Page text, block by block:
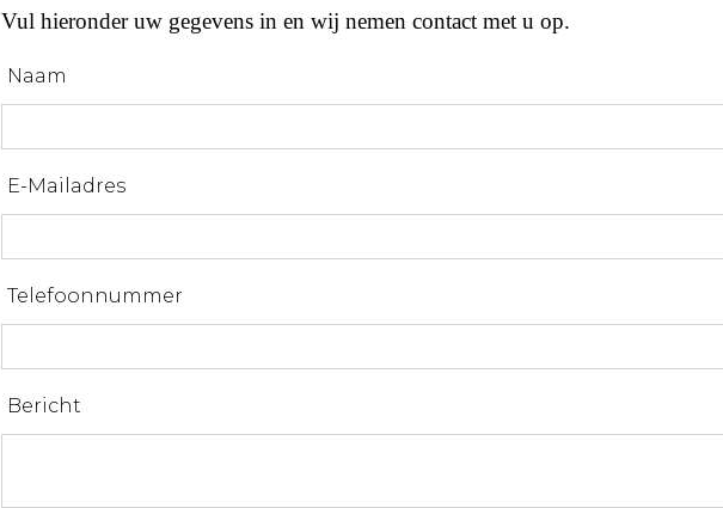
Vul hieronder uw gegevens in en wij nemen contact met u op.
Naam
E-Mailadres
Telefoonnummer
Bericht